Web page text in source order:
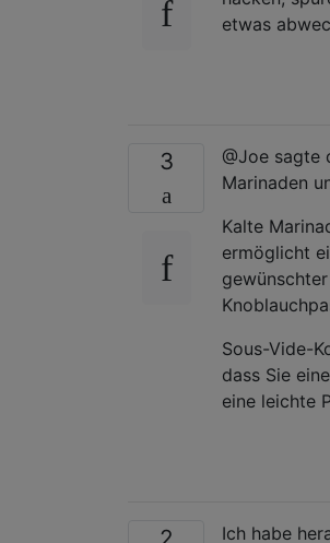
etwas
3
@Joe sagte
Marinaden
Kalte
ermöglicht
Sous-Vide-
dass Sie
eine leichte
Ich habe